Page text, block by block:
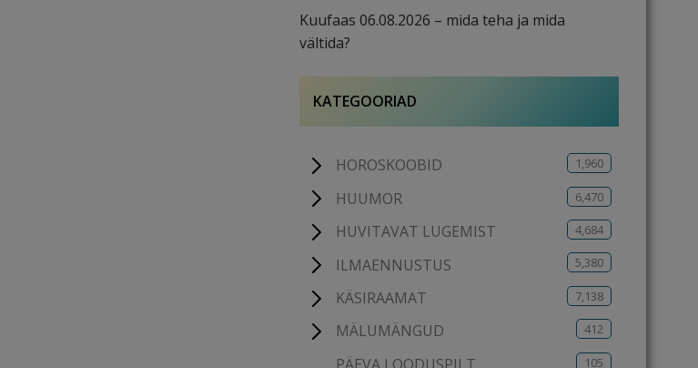
Kuufaas 06.08.2026 – mida teha ja mida
vältida?
KATEGOORIAD
HOROSKOOBID 1,960
HUUMOR 6,470
HUVITAVAT LUGEMIST 4,684
ILMAENNUSTUS 5,380
KÄSIRAAMAT 7,138
MÄLUMÄNGUD 412
105